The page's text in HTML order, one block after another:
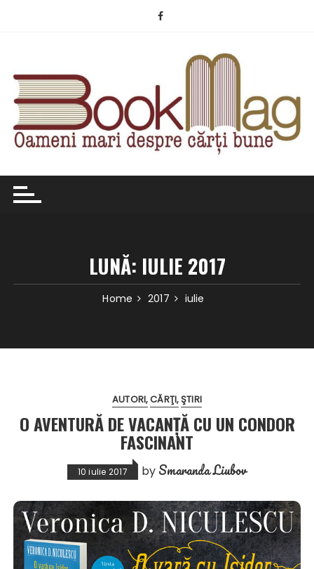
LUNĂ: IULIE 2017
Home 2017 iulie
AUTORI CĂRŢI ŞTIRI
O AVENTURĂ DE VACANȚĂ CU UN CONDOR
FASCINANT
10 iulie 2017 by Smaranda Liubov